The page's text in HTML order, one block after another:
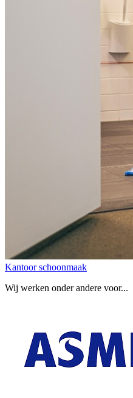
Kantoor schoonmaak
Wij werken onder andere voor...